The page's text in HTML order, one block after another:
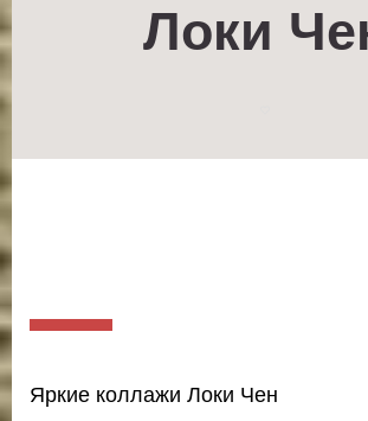
Локи
Яркие коллажи Локи Чен